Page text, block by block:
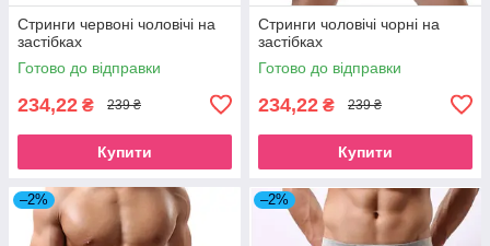
Стринги червоні чоловічі на
застібках
Готово до відправки
234,22 ₴ 239 ₴
Купити
Стринги чоловічі чорні на
застібках
Готово до відправки
234,22 ₴ 239 ₴
Купити
–2% –2%